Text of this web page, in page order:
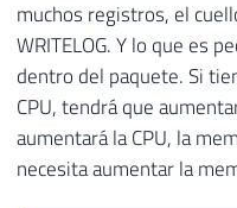
muchos registros, el
WRITELOG. Y lo que es
dentro del paquete. Si
CPU, tendrá que
aumentará la CPU, la
necesita aumentar la